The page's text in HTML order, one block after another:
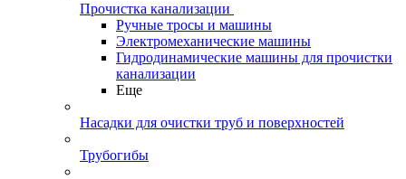
Прочистка канализации
Ручные тросы и машины
Электромеханические машины
Гидродинамические машины для прочистки
канализации
Еще
Насадки для очистки труб и поверхностей
Трубогибы